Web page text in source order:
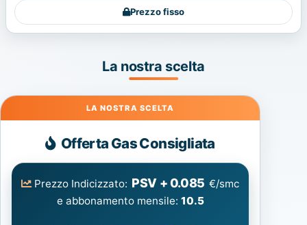
Prezzo fisso
La nostra scelta
Gas
Offerta Gas Consigliata
Prezzo Indicizzato: PSV + 0.085 €/smc
e abbonamento mensile: 10.5